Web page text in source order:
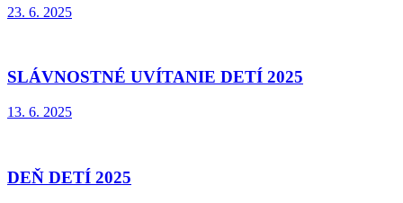
23. 6. 2025
SLÁVNOSTNÉ UVÍTANIE DETÍ 2025
13. 6. 2025
DEŇ DETÍ 2025